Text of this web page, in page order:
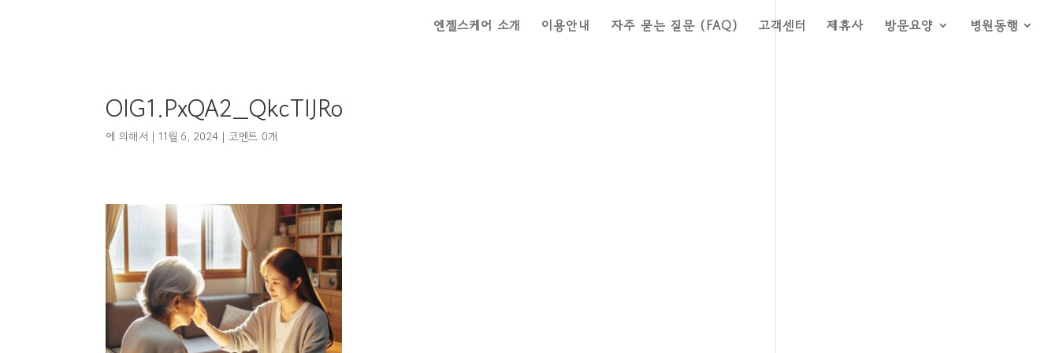
엔젤스케어 소개 이용안내 자주 묻는 질문 (FAQ) 고객센터 제휴사 방문요양 병원동행
OIG1.PxQA2_QkcTIJRo
에 의해서 | 11월 6, 2024 |코멘트 0개